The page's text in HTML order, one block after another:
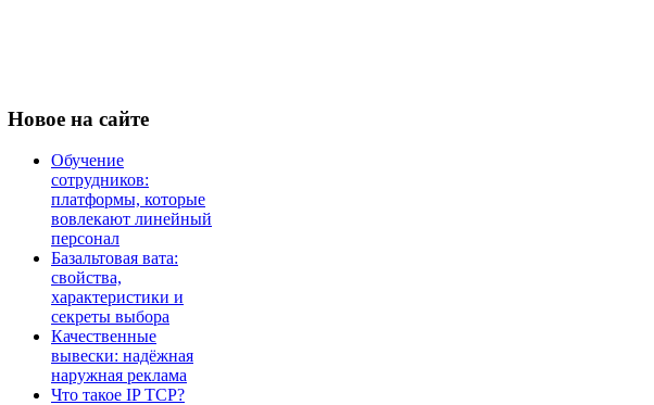
Новое на сайте
Обучение
сотрудников:
платформы, которые
вовлекают линейный
персонал
Базальтовая вата:
свойства,
характеристики и
секреты выбора
Качественные
вывески: надёжная
наружная реклама
Что такое IP TCP?